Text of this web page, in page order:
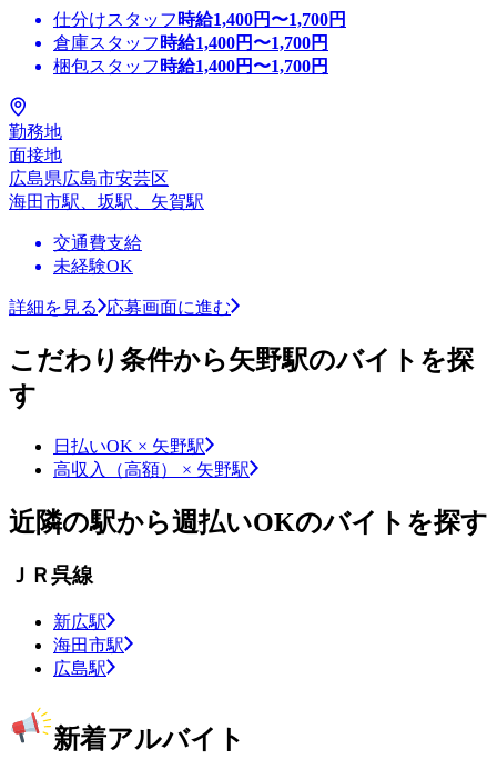
仕分けスタッフ 時給1,400円〜1,700円
倉庫スタッフ 時給1,400円〜1,700円
梱包スタッフ 時給1,400円〜1,700円
勤務地
面接地
広島県広島市安芸区
海田市駅、坂駅、矢賀駅
交通費支給
未経験OK
詳細を見る 応募画面に進む
こだわり条件から矢野駅のバイトを探
す
日払いOK × 矢野駅
高収入（高額） × 矢野駅
近隣の駅から週払いOKのバイトを探す
ＪＲ呉線
新広駅
海田市駅
広島駅
新着アルバイト